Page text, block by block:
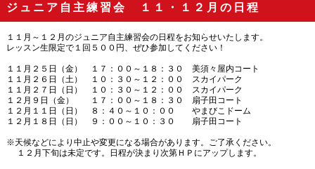
ジュニア自主練習会 １１・１２月の日程
１１月～１２月のジュニア自主練習会の日程をお知らせいたします。
レッスン生限定で１回５００円、ぜひ参加してください！
１１月２５日（金） １７：００～１８：３０ 美須々屋内コート
１１月２６日（土） １０：３０～１２：００ スカイパーク
１１月２７日（日） １０：３０～１２：００ スカイパーク
１２月９日（金） １７：００～１８：３０ 扇子田コート
１２月１１日（日） ８：４０～１０：００ やまびこドーム
１２月１８日（日） ９：００～１０：３０ 扇子田コート
※天候などにより中止や変更になる場合があります。ご了承ください。
１２月下旬は未定です。日程が決まり次第ＨＰにアップします。